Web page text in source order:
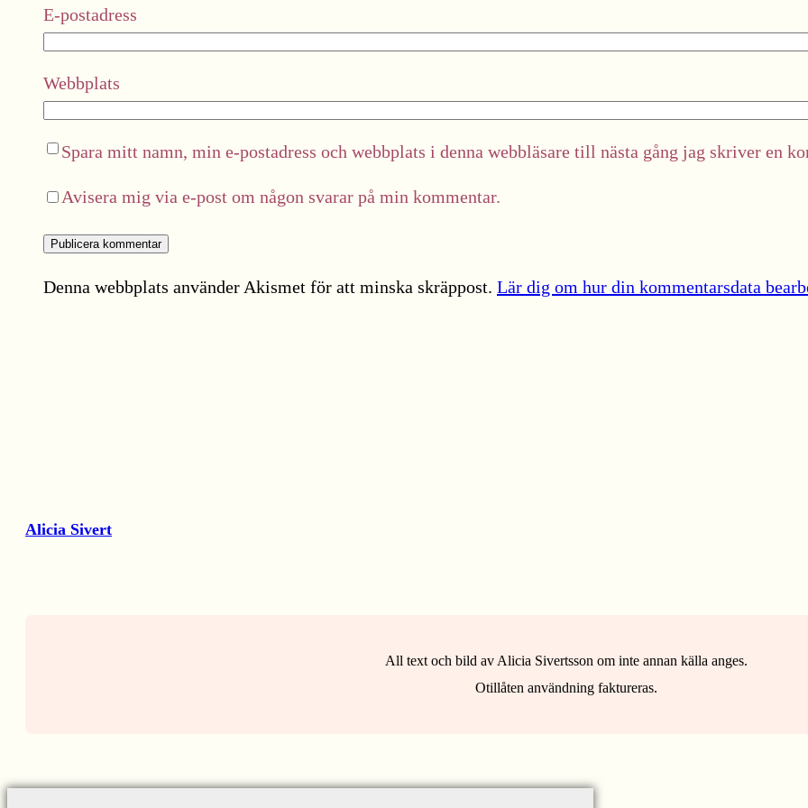
E-postadress
Webbplats
Spara mitt namn, min e-postadress och webbplats i denna webbläsare till nästa gång jag skriver en
Avisera mig via e-post om någon svarar på min kommentar.
Denna webbplats använder Akismet för att minska skräppost. Lär dig om hur din kommentarsdata
Alicia Sivert
All text och bild av Alicia Sivertsson om inte annan källa anges.
Otillåten användning faktureras.